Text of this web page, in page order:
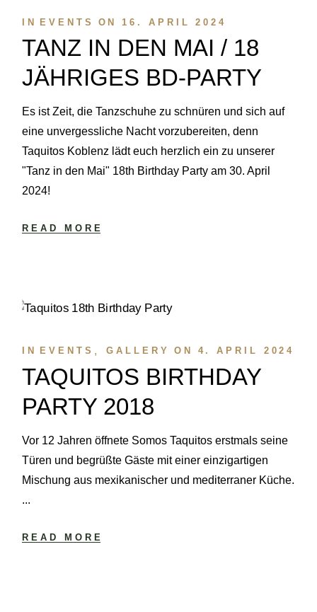
IN EVENTS ON 16. APRIL 2024
TANZ IN DEN MAI / 18
JÄHRIGES BD-PARTY
Es ist Zeit, die Tanzschuhe zu schnüren und sich auf
eine unvergessliche Nacht vorzubereiten, denn
Taquitos Koblenz lädt euch herzlich ein zu unserer
"Tanz in den Mai" 18th Birthday Party am 30. April
2024!
READ MORE
IN EVENTS GALLERY ON 4. APRIL 2024
TAQUITOS BIRTHDAY
PARTY 2018
Vor 12 Jahren öffnete Somos Taquitos erstmals seine
Türen und begrüßte Gäste mit einer einzigartigen
Mischung aus mexikanischer und mediterraner Küche.
...
READ MORE